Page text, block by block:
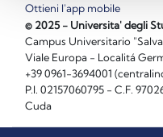
Ottieni l'app mobile
© 2025 - Universita' degli
Campus Universitario
Viale Europa - Localitá
+39 0961-3694001
P.I. 02157060795 - C.F.
Cuda